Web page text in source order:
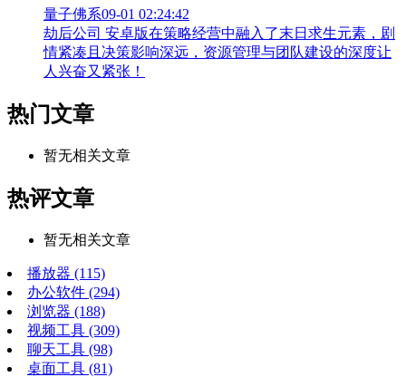
量子佛系09-01 02:24:42
劫后公司 安卓版在策略经营中融入了末日求生元素，剧
情紧凑且决策影响深远，资源管理与团队建设的深度让
人兴奋又紧张！
热门文章
暂无相关文章
热评文章
暂无相关文章
播放器 (115)
办公软件 (294)
浏览器 (188)
视频工具 (309)
聊天工具 (98)
桌面工具 (81)